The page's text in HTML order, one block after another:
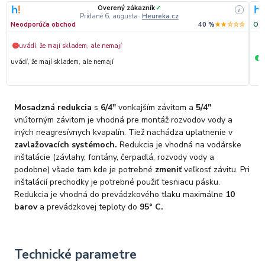
Overený zákazník✓
Pridané 6. augusta · Heureka.cz
i
Neodporúča obchod 40 %★★☆☆☆
− uvádí, že mají skladem, ale nemají
uvádí, že mají skladem, ale nemají
+
Mosadzná redukcia s 6/4"vonkajším závitom a 5/4"
vnútorným závitom je vhodná pre montáž rozvodov vody a
iných neagresívnych kvapalín. Tiež nachádza uplatnenie v
zavlažovacích systémoch. Redukcia je vhodná na vodárske
inštalácie (závlahy, fontány, čerpadlá, rozvody vody a
podobne) všade tam kde je potrebné zmeniťveľkosť závitu. Pri
inštalácií prechodky je potrebné použiť tesniacu pásku.
Redukcia je vhodná do prevádzkového tlaku maximálne 10
barova prevádzkovej teploty do 95° C.